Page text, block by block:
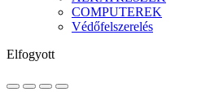
COMPUTEREK
Védőfelszerelés
Elfogyott